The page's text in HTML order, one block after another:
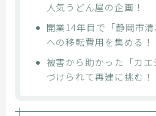
人気うどん屋の企画！
開業14年目で「静岡市清
への移転費用を集める！
被害から助かった「カ
づけられて再建に挑む！